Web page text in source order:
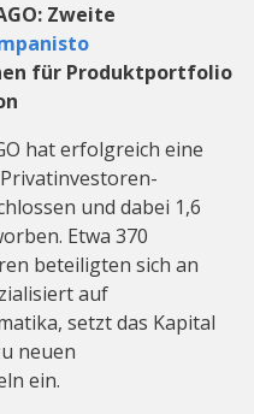
Zweite
für Produktportfolio
hat erfolgreich eine
und dabei 1,6
Etwa 370
beteiligten sich an
auf
setzt das Kapital
neuen
ein.